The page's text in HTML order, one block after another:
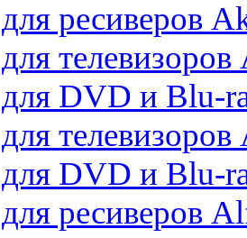
ресиверов
телевизоров
DVD и Blu-
DVD и Blu-
ресиверов